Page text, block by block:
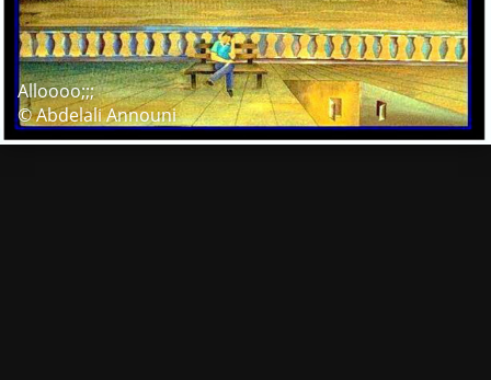
Alloooo;;;
© Abdelali Announi